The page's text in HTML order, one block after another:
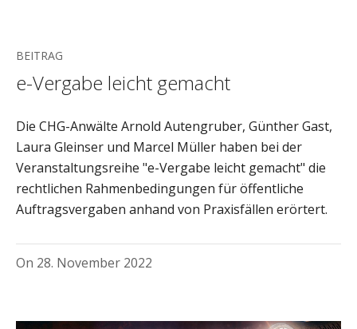
BEITRAG
e-Vergabe leicht gemacht
Die CHG-Anwälte Arnold Autengruber, Günther Gast,
Laura Gleinser und Marcel Müller haben bei der
Veranstaltungsreihe "e-Vergabe leicht gemacht" die
rechtlichen Rahmenbedingungen für öffentliche
Auftragsvergaben anhand von Praxisfällen erörtert.
On 28. November 2022